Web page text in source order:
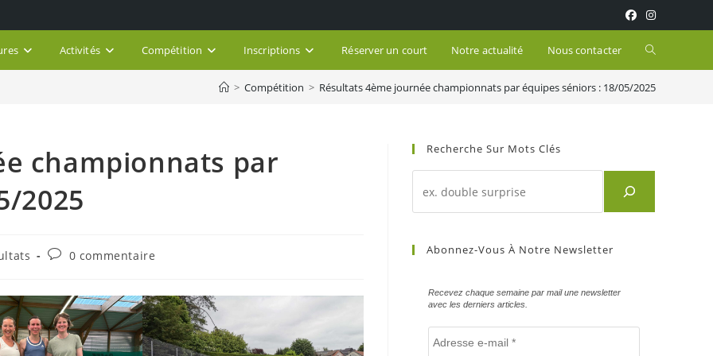
Activités Compétition Inscriptions Réserver un court Notre actualité Nous contacter Toggle
website
> Compétition > Résultats 4ème journée championnats par équipes séniors : 18/05/2025
championnats par
2025
Commentaires
publication :
0 commentaire
Recherche Sur Mots Clés
d'un
mots
Abonnez-Vous À Notre Newsletter
Recevez chaque semaine par mail une newsletter
avec les derniers articles.